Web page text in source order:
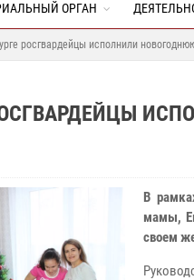
ОРГАН
росгвардейцы исполнили
В
мамы,
своем